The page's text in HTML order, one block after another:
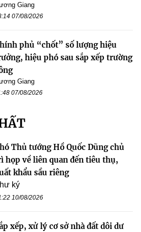
Giang
07/08/2026
phủ “chốt” số lượng hiệu
hiệu phó sau sắp xếp trường
Giang
07/08/2026
Thủ tướng Hồ Quốc Dũng chủ
họp về liên quan đến tiêu thụ,
khẩu sầu riêng
ký
10/08/2026
xếp, xử lý cơ sở nhà đất dôi dư